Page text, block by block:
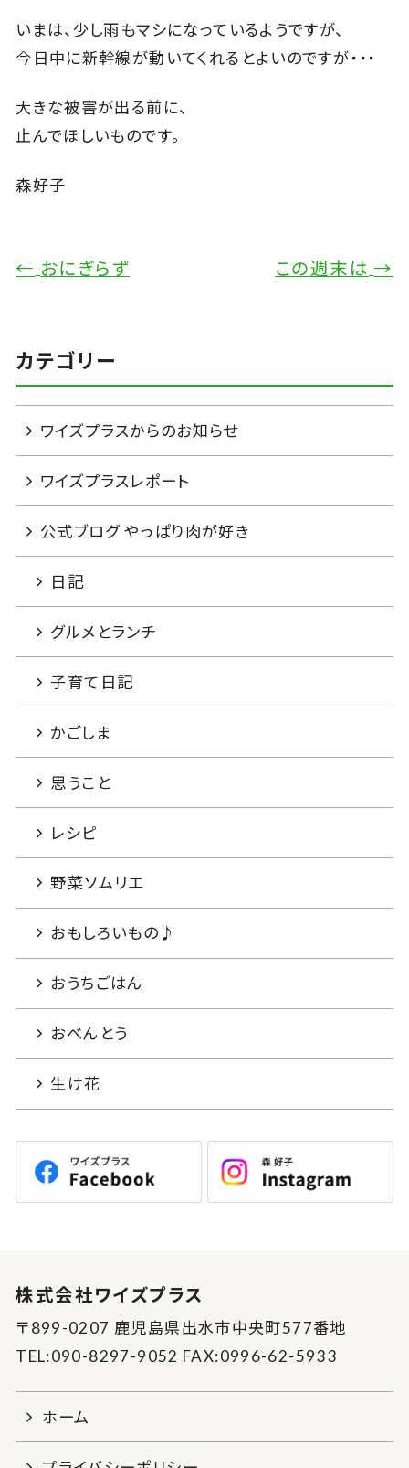
いまは、少し雨もマシになっているようですが、
今日中に新幹線が動いてくれるとよいのですが・・・
大きな被害が出る前に、
止んでほしいものです。
森好子
← おにぎらず この週末は →
カテゴリー
ワイズプラスからのお知らせ
ワイズプラスレポート
公式ブログ やっぱり肉が好き
日記
グルメとランチ
子育て日記
かごしま
思うこと
レシピ
野菜ソムリエ
おもしろいもの♪
おうちごはん
おべんとう
生け花
株式会社ワイズプラス
〒899-0207 鹿児島県出水市中央町577番地
TEL:090-8297-9052 FAX:0996-62-5933
ホーム